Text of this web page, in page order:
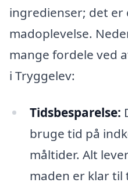
ingredienser; det er
madoplevelse.
mange fordele ved
i Tryggelev:
Tidsbesparelse:
bruge tid på
måltider. Alt
maden er klar til